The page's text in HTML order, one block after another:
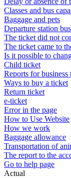
Classes and bus
Baggage and pets
Departure station
The ticket did not
The ticket came to
Is it possible to
Child ticket
Reports for business
Ways to buy a ticket
Return ticket
e-ticket
Error in the page
How to Use Website
How we work
Baggage allowance
Transportation of
The report to the
Go to help page
Actual